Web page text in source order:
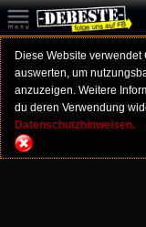
Diese Website
auswerten, um
anzuzeigen. Weitere
du deren Verwendung
Datenschutzhinweisen.